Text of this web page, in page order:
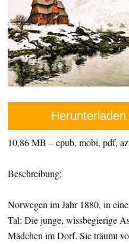
10,86 MB – epub, mobi, pdf,
Beschreibung:
Norwegen im Jahr 1880, in
Tal: Die junge, wissbegierige
Mädchen im Dorf. Sie träumt